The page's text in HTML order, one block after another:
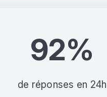
92%
de réponses en 24h